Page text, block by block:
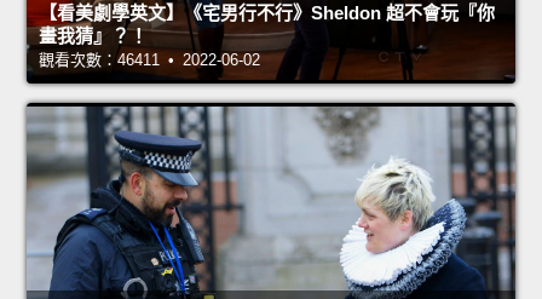
【看美劇學英文】《宅男行不行》Sheldon 超不會玩『你
畫我猜』？！
觀看次數：46411 • 2022-06-02